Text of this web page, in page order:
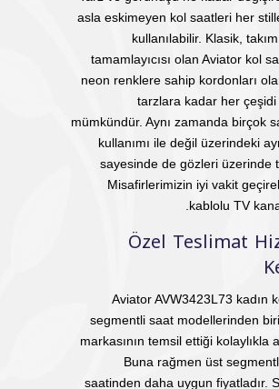
asla eskimeyen kol saatleri her
kullanılabilir. Klasik,
tamamlayıcısı olan Aviator kol
neon renklere sahip kordonları
tarzlara kadar her çeşidi
mümkündür. Aynı zamanda birçok
kullanımı ile değil üzerindeki
sayesinde de gözleri üzerinde
Misafirlerimizin iyi vakit
kablolu TV
Özel Teslimat
Aviator AVW3423L73 kadın
segmentli saat modellerinden
markasının temsil ettiği kolaylıkla
Buna rağmen üst
saatinden daha uygun fiyatladır.